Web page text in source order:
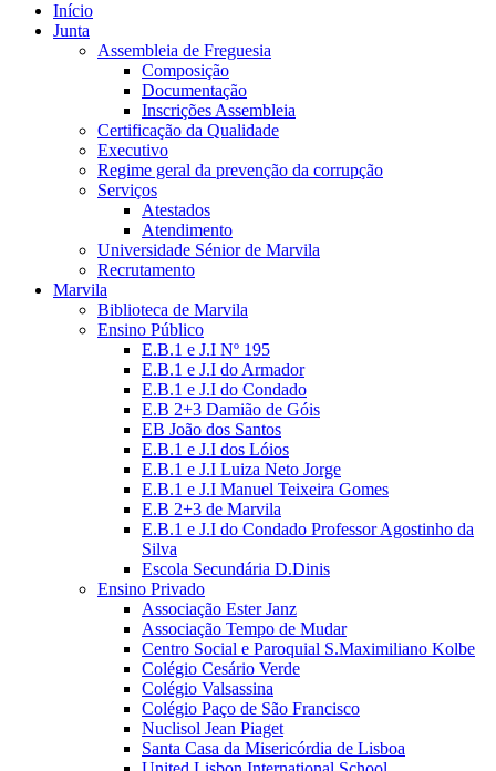
Início
Junta
Assembleia de Freguesia
Composição
Documentação
Inscrições Assembleia
Certificação da Qualidade
Executivo
Regime geral da prevenção da corrupção
Serviços
Atestados
Atendimento
Universidade Sénior de Marvila
Recrutamento
Marvila
Biblioteca de Marvila
Ensino Público
E.B.1 e J.I Nº 195
E.B.1 e J.I do Armador
E.B.1 e J.I do Condado
E.B 2+3 Damião de Góis
EB João dos Santos
E.B.1 e J.I dos Lóios
E.B.1 e J.I Luiza Neto Jorge
E.B.1 e J.I Manuel Teixeira Gomes
E.B 2+3 de Marvila
E.B.1 e J.I do Condado Professor Agostinho da
Silva
Escola Secundária D.Dinis
Ensino Privado
Associação Ester Janz
Associação Tempo de Mudar
Centro Social e Paroquial S.Maximiliano Kolbe
Colégio Cesário Verde
Colégio Valsassina
Colégio Paço de São Francisco
Nuclisol Jean Piaget
Santa Casa da Misericórdia de Lisboa